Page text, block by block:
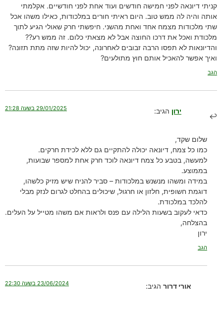
קניתי דיונאה לפני חמישה חודשים ועוד אחת לפני חודשיים. אקלמתי
אותה והיה לה ממש טוב. היום ראיתי חורים במלכודות, כאילו משהו אכל
שתי מלכודות מצמח אחד ואחת מהשני. חיפשתי חרק שאולי הגיע לתוך
מלכודת ואכל את דרכו החוצה אבל לא מצאתי כלום. זה ממש רע??
והדיונאות לא תפסו הרבה זבובים לאחרונה, יכול להיות שזה מתת תזונה?
ואיך אפשר להאכיל אותם חוץ מתולעים?
הגב
ירון הגיב: 29/01/2025 בשעה 21:28
שלום שקד,
כמו כל צמח, דיונאה יכולה להתקיים גם ללא לכידת חרקים.
למעשה, בטבע כל צמח דיונאה לוכד חרק אחת למספר שבועות,
בממוצע.
במידה ומשהו מנשנש במלכודות – סביר להניח שיש מזיק כלשהו,
דוגמת חשופית, חלזון או חרגול, שיכולים בהחלט לגרום לנזק מבלי
להלכד במלכודת.
כדאי לעקוב בשעות הלילה עם פנס ולראות אם משהו מטייל על העלים.
בהצלחה,
ירון
הגב
אורי דרור הגיב: 23/06/2024 בשעה 22:30